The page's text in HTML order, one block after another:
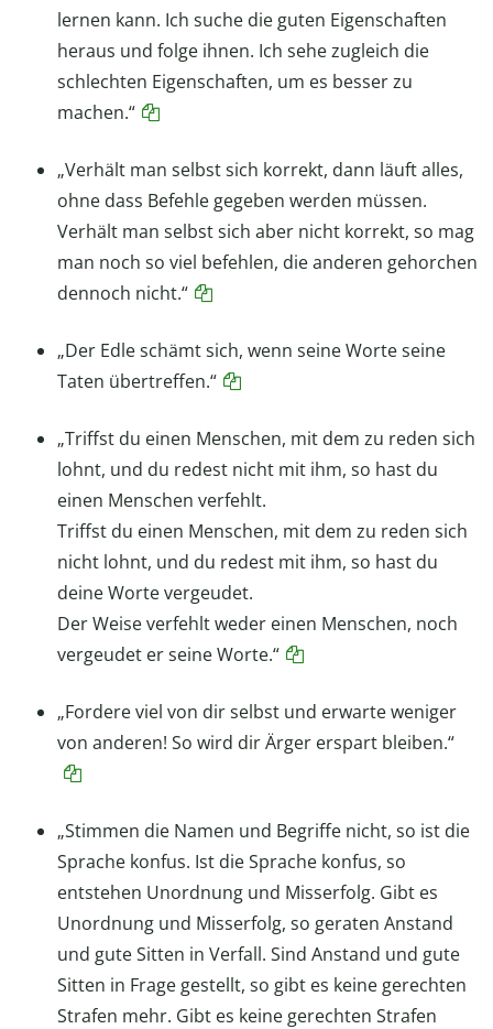
lernen kann. Ich suche die guten Eigenschaften
heraus und folge ihnen. Ich sehe zugleich die
schlechten Eigenschaften, um es besser zu
machen.“
„Verhält man selbst sich korrekt, dann läuft alles,
ohne dass Befehle gegeben werden müssen.
Verhält man selbst sich aber nicht korrekt, so mag
man noch so viel befehlen, die anderen gehorchen
dennoch nicht.“
„Der Edle schämt sich, wenn seine Worte seine
Taten übertreffen.“
„Triffst du einen Menschen, mit dem zu reden sich
lohnt, und du redest nicht mit ihm, so hast du
einen Menschen verfehlt.
Triffst du einen Menschen, mit dem zu reden sich
nicht lohnt, und du redest mit ihm, so hast du
deine Worte vergeudet.
Der Weise verfehlt weder einen Menschen, noch
vergeudet er seine Worte.“
„Fordere viel von dir selbst und erwarte weniger
von anderen! So wird dir Ärger erspart bleiben.“
„Stimmen die Namen und Begriffe nicht, so ist die
Sprache konfus. Ist die Sprache konfus, so
entstehen Unordnung und Misserfolg. Gibt es
Unordnung und Misserfolg, so geraten Anstand
und gute Sitten in Verfall. Sind Anstand und gute
Sitten in Frage gestellt, so gibt es keine gerechten
Strafen mehr. Gibt es keine gerechten Strafen